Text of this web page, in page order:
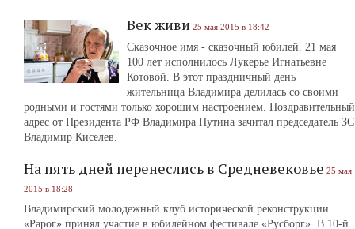
Век живи 25 мая 2015 в 18:42
Сказочное имя - сказочный юбилей. 21 мая
100 лет исполнилось Лукерье Игнатьевне
Котовой. В этот праздничный день
жительница Владимира делилась со своими
родными и гостями только хорошим настроением. Поздравительный
адрес от Президента РФ Владимира Путина зачитал председатель ЗС
Владимир Киселев.
На пять дней перенеслись в Средневековье 25 мая
2015 в 18:28
Владимирский молодежный клуб исторической реконструкции
«Рарог» принял участие в юбилейном фестивале «Русборг». В 10-й